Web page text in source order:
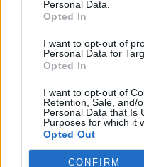
Personal Data.
Opted In
I want to opt-out of
Personal Data for
Opted In
I want to opt-out of
Retention, Sale, and/
Personal Data that Is
Purposes for which it
Opted Out
CONFIRM
Nufilmavo, kaip patvino
Žinios | Lietuvos diena
Avarija Vilniuje: į stotelę
dvi moteris
Žinios